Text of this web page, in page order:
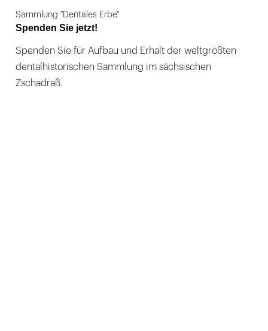
Sammlung "Dentales Erbe"
Spenden Sie jetzt!
Spenden Sie für Aufbau und Erhalt der weltgrößten
dentalhistorischen Sammlung im sächsischen
Zschadraß.